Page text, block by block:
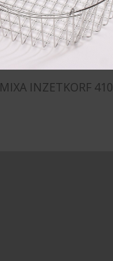
MIXA INZETKORF 410